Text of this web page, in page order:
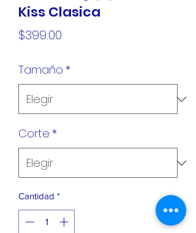
Kiss Clasica
$399.00
Tamaño *
Corte *
Cantidad *